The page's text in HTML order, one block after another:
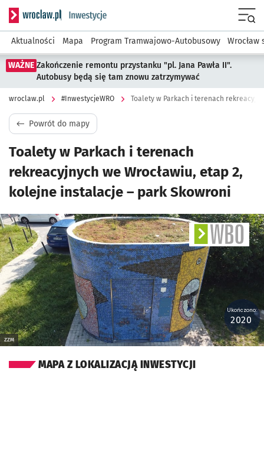
Serwis informacyjny wroclaw.pl podserwis:
Aktualności Mapa Program Tramwajowo-Autobusowy Wrocław
WAŻNE Zakończenie remontu przystanku "pl. Jana Pawła II".
Autobusy będą się tam znowu zatrzymywać
wroclaw.pl #InwestycjeWRO
Powrót do mapy
Toalety w Parkach i terenach
rekreacyjnych we Wrocławiu, etap 2,
kolejne instalacje – park Skowroni
ZZM
Ukończono:
2020
MAPA Z LOKALIZACJĄ INWESTYCJI